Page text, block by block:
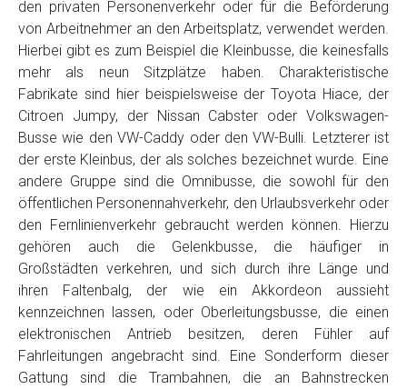
den privaten Personenverkehr oder für die Beförderung
von Arbeitnehmer an den Arbeitsplatz, verwendet werden.
Hierbei gibt es zum Beispiel die Kleinbusse, die keinesfalls
mehr als neun Sitzplätze haben. Charakteristische
Fabrikate sind hier beispielsweise der Toyota Hiace, der
Citroen Jumpy, der Nissan Cabster oder Volkswagen-
Busse wie den VW-Caddy oder den VW-Bulli. Letzterer ist
der erste Kleinbus, der als solches bezeichnet wurde. Eine
andere Gruppe sind die Omnibusse, die sowohl für den
öffentlichen Personennahverkehr, den Urlaubsverkehr oder
den Fernlinienverkehr gebraucht werden können. Hierzu
gehören auch die Gelenkbusse, die häufiger in
Großstädten verkehren, und sich durch ihre Länge und
ihren Faltenbalg, der wie ein Akkordeon aussieht
kennzeichnen lassen, oder Oberleitungsbusse, die einen
elektronischen Antrieb besitzen, deren Fühler auf
Fahrleitungen angebracht sind. Eine Sonderform dieser
Gattung sind die Trambahnen, die an Bahnstrecken